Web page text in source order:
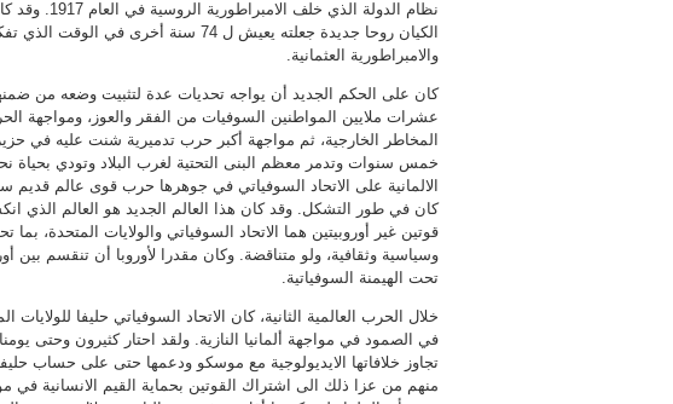
نظام الدولة
الكيان روحا جديدة جعلته يعيش ل 74 سنة
والامبراطورية العثمانية.
كان على الحكم الجديد أن يواجه تحديات عدة لتثبيت وضعه من
عشرات ملايين المواطنين السوفيات من الفقر والعوز، ومواجهة
خمس سنوات وتدمر معظم البنى التحتية لغرب البلاد وتودي بحياة
الالمانية على الاتحاد السوفياتي في جوهرها حرب قوى عالم
كان في طور التشكل. وقد كان هذا العالم الجديد هو العالم الذي
قوتين غير أوروبيتين هما الاتحاد السوفياتي والولايات المتحدة،
وسياسية وثقافية، ولو متناقضة. وكان مقدرا لأوروبا أن تنقسم بين
تحت الهيمنة السوفياتية.
خلال الحرب العالمية الثانية، كان الاتحاد السوفياتي حليفا
في الصمود في مواجهة ألمانيا النازية. ولقد احتار كثيرون وحتى
تجاوز خلافاتها الايديولوجية مع موسكو ودعمها حتى على حساب
منهم من عزا ذلك الى اشتراك القوتين بحماية القيم الانسانية في